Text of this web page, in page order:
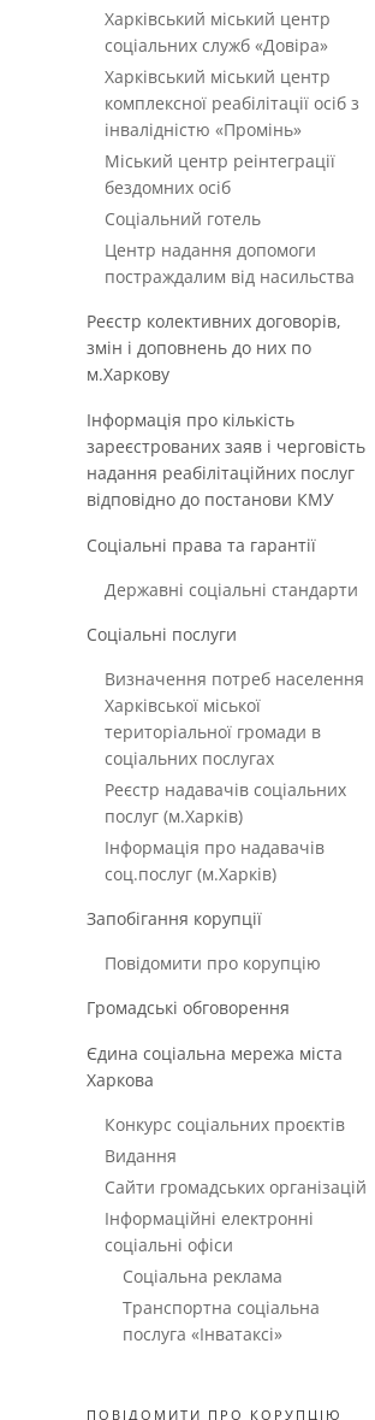
Харківський міський центр
соціальних служб «Довіра»
Харківський міський центр
комплексної реабілітації осіб з
інвалідністю «Промінь»
Міський центр реінтеграції
бездомних осіб
Соціальний готель
Центр надання допомоги
постраждалим від насильства
Реєстр колективних договорів,
змін і доповнень до них по
м.Харкову
Інформація про кількість
зареєстрованих заяв і черговість
надання реабілітаційних послуг
відповідно до постанови КМУ
Соціальні права та гарантії
Державні соціальні стандарти
Соціальні послуги
Визначення потреб населення
Харківської міської
територіальної громади в
соціальних послугах
Реєстр надавачів соціальних
послуг (м.Харків)
Інформація про надавачів
соц.послуг (м.Харків)
Запобігання корупції
Повідомити про корупцію
Громадські обговорення
Єдина соціальна мережа міста
Харкова
Конкурс соціальних проєктів
Видання
Сайти громадських організацій
Інформаційні електронні
соціальні офіси
Соціальна реклама
Транспортна соціальна
послуга «Інватаксі»
ПОВІДОМИТИ ПРО КОРУПЦІЮ